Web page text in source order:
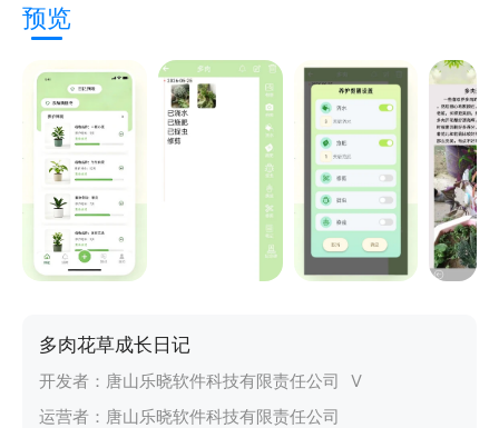
预览
多肉花草成长日记
开发者： 唐山乐晓软件科技有限责任公司
V
运营者： 唐山乐晓软件科技有限责任公司